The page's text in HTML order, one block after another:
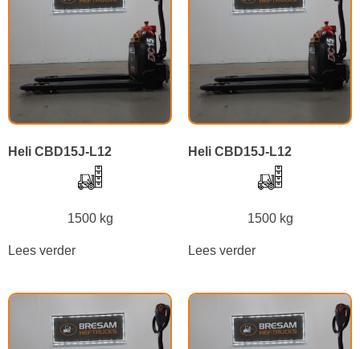
Heli CBD15J-L12
1500 kg
Lees verder
Heli CBD15J-L12
1500 kg
Lees verder